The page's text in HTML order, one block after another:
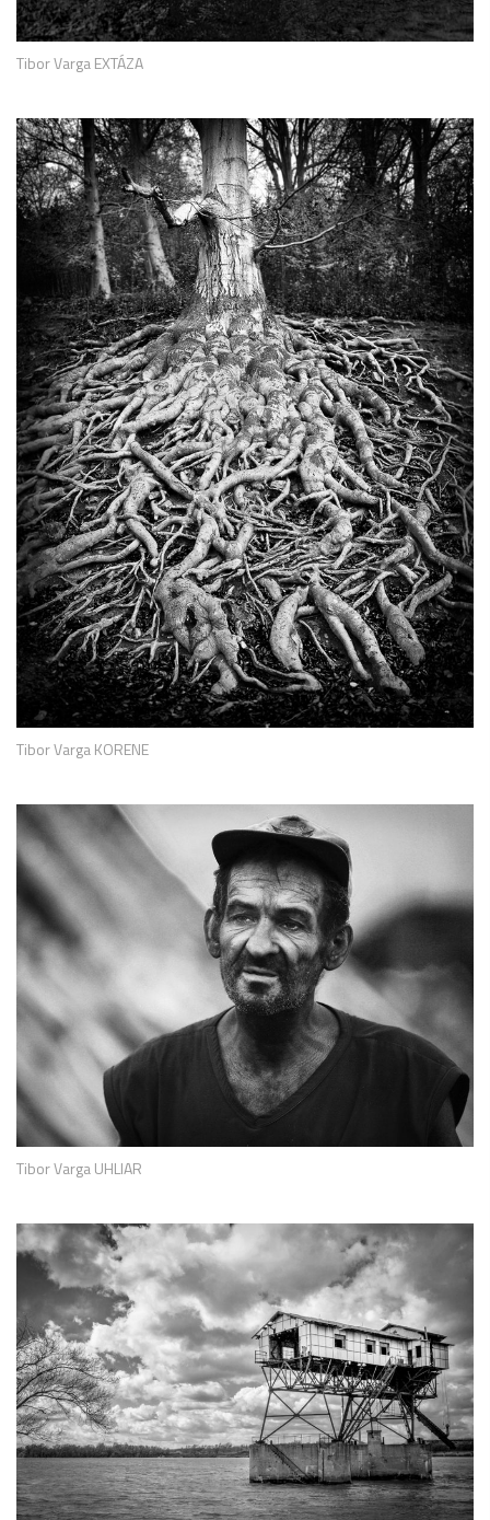
Tibor Varga EXTÁZA
Tibor Varga KORENE
Tibor Varga UHLIAR